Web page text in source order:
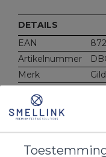
DETAILS
EAN
Artikelnummer
Merk
Materiaal
Kenmerken